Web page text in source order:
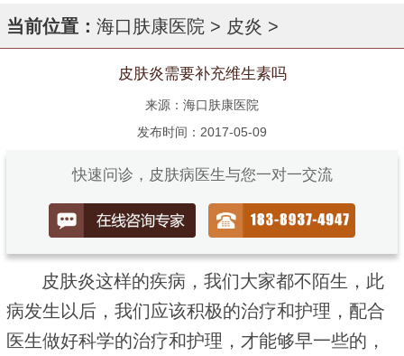
当前位置： 海口肤康医院 > 皮炎 >
皮肤炎需要补充维生素吗
来源：海口肤康医院
发布时间：2017-05-09
快速问诊，皮肤病医生与您一对一交流
皮肤炎这样的疾病，我们大家都不陌生，此
病发生以后，我们应该积极的治疗和护理，配合
医生做好科学的治疗和护理，才能够早一些的，